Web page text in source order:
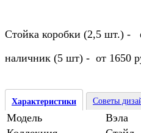
Стойка коробки (2,5 шт.) -
наличник (5 шт) - от 1650
Характеристики Советы
Модель
Вэла